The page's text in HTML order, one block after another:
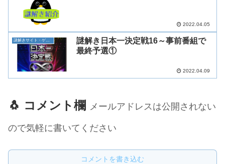
2022.04.05
謎解きサイト・ゲーム紹介
謎解き日本一決定戦16～事前番組で
最終予選①
2022.04.09
🐧 コメント欄 メールアドレスは公開されない
ので気軽に書いてください
コメントを書き込む